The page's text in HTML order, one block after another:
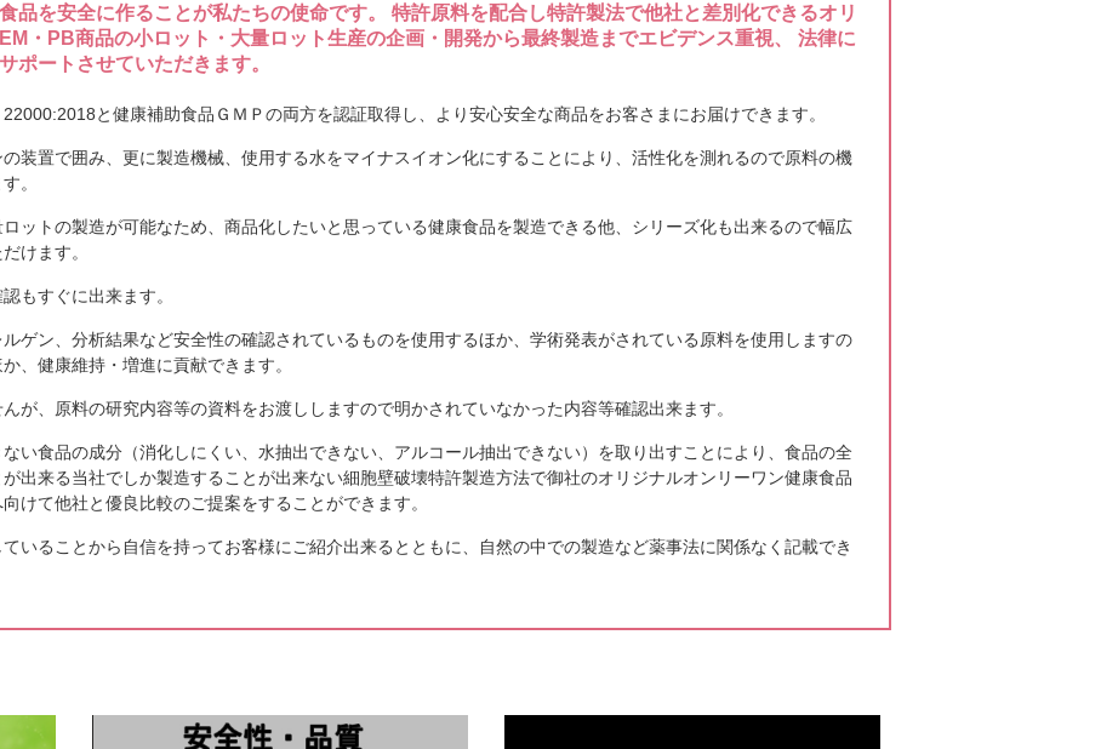
スティックゼリーの需要が高まって
リーの需要が高まっているという一文を見つけました。 健康・美容飲料】市場は次
のフェーズへの特集内でしたhttps://www ...続きはこちら
毎年恒例となった豆まき。今年もみんなが健康でいられますように。の願いも込め
いいたします。住職から心強いお
明けましておめでとうございます。本年もよろしくお願いいたします。昨年、長野
県信濃町にある行善寺さんに弊社の所蔵物として美術家の田窪さんによる水墨壁画
を展示させていただきましたので社員全員で見学に行き ...
続きはこちら
品を安全に作ることが私たちの使命です。 特許原料を配合し特許製法で他社と差別化できるオリ
・PB商品の小ロット・大量ロット生産の企画・開発から最終製造までエビデンス重視、 法律に
ポートさせていただきます。
と健康補助食品ＧＭＰの両方を認証取得し、より安心安全な商品をお客さまにお届けできます。
装置で囲み、更に製造機械、使用する水をマイナスイオン化にすることにより、活性化を測れるので原料の機
。
ットの製造が可能なため、商品化したいと思っている健康食品を製造できる他、シリーズ化も出来るので幅広
けます。
もすぐに出来ます。
ゲン、分析結果など安全性の確認されているものを使用するほか、学術発表がされている原料を使用しますの
、健康維持・増進に貢献できます。
が、原料の研究内容等の資料をお渡ししますので明かされていなかった内容等確認出来ます。
い食品の成分（消化しにくい、水抽出できない、アルコール抽出できない）を取り出すことにより、食品の全
出来る当社でしか製造することが出来ない細胞壁破壊特許製造方法で御社のオリジナルオンリーワン健康食品
けて他社と優良比較のご提案をすることができます。
いることから自信を持ってお客様にご紹介出来るとともに、自然の中での製造など薬事法に関係なく記載でき